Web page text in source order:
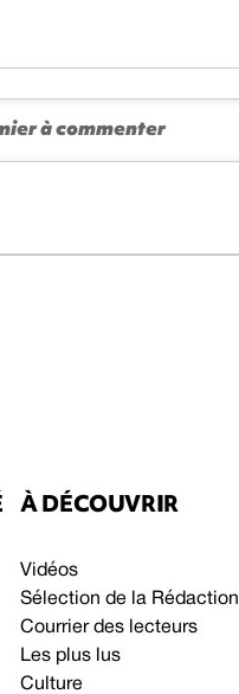
À DÉCOUVRIR
Vidéos
Sélection de la Rédaction
Courrier des lecteurs
Les plus lus
Culture